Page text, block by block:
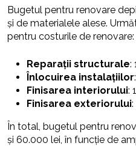
Bugetul pentru renovare
și de materialele alese.
pentru costurile de renovare:
Reparații structurale:
Înlocuirea instalațiilor
Finisarea interiorului:
Finisarea exteriorului
În total, bugetul pentru
și 60.000 lei, în funcție de